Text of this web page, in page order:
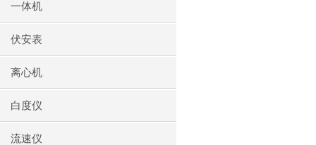
一体机
伏安表
离心机
白度仪
流速仪